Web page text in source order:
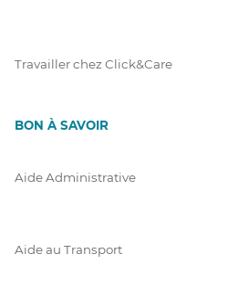
Travailler chez Click&Care
BON À SAVOIR
Aide Administrative
Aide au Transport